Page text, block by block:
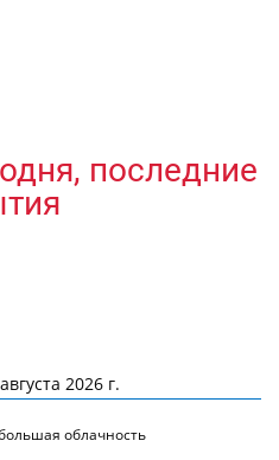
последние
2026 г.
облачность